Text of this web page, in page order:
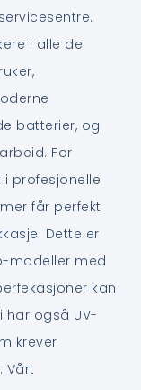
i alle de
batterier, og
For
profesjonelle
får perfekt
Dette er
modeller med
kan
har også UV-
krever
Vårt